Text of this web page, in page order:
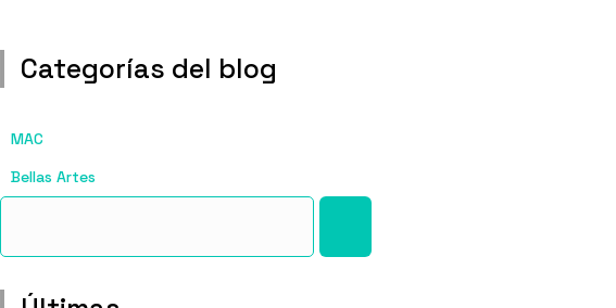
Categorías del blog
MAC
Bellas Artes